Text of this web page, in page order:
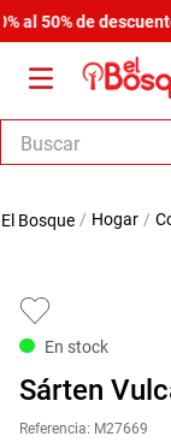
50% de descuento
Buscar
hogar
En stock
Sárten
Referencia: M27669
1.
salas
3
4.
comedor
5.
zapatera
6.
cama